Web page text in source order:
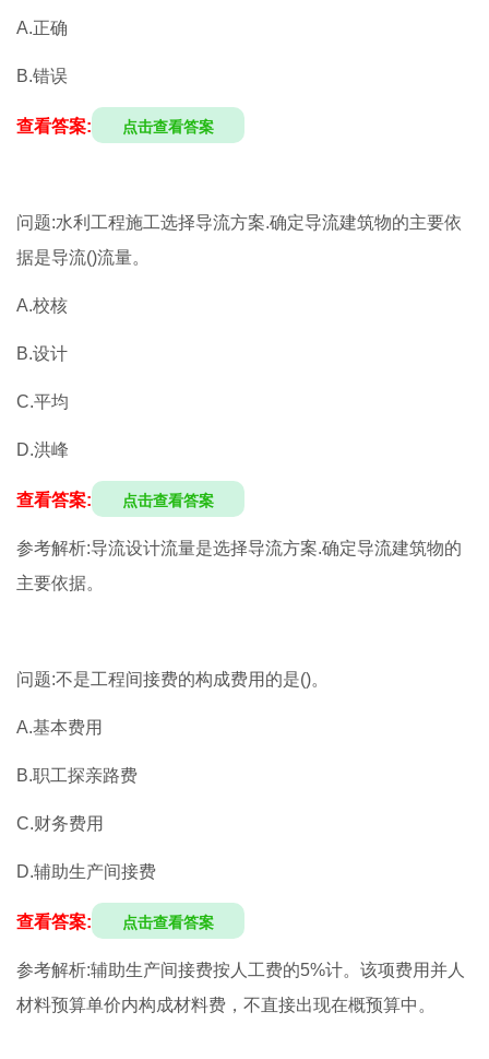
A.正确
B.错误
查看答案: 点击查看答案
问题:水利工程施工选择导流方案.确定导流建筑物的主要依
据是导流()流量。
A.校核
B.设计
C.平均
D.洪峰
查看答案: 点击查看答案
参考解析:导流设计流量是选择导流方案.确定导流建筑物的
主要依据。
问题:不是工程间接费的构成费用的是()。
A.基本费用
B.职工探亲路费
C.财务费用
D.辅助生产间接费
查看答案: 点击查看答案
参考解析:辅助生产间接费按人工费的5%计。该项费用并人
材料预算单价内构成材料费，不直接出现在概预算中。